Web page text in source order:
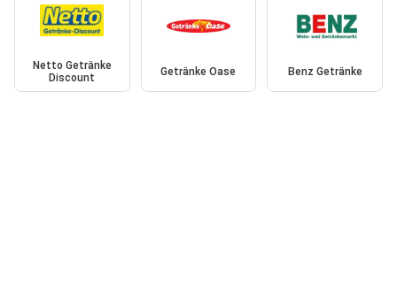
Netto Getränke
Discount
Getränke Oase Benz Getränke